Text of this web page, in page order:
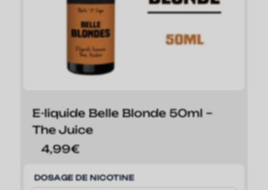
E-liquide Belle Blonde 50ml –
The Juice
4,99€
DOSAGE DE NICOTINE